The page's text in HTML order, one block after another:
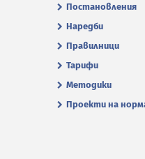
Постановления
Наредби
Правилници
Тарифи
Методики
Проекти на